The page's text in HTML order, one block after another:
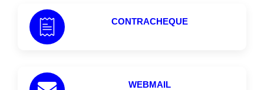
CONTRACHEQUE
WEBMAIL